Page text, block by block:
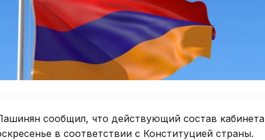
сообщил, что действующий состав кабинета
в соответствии с Конституцией страны.